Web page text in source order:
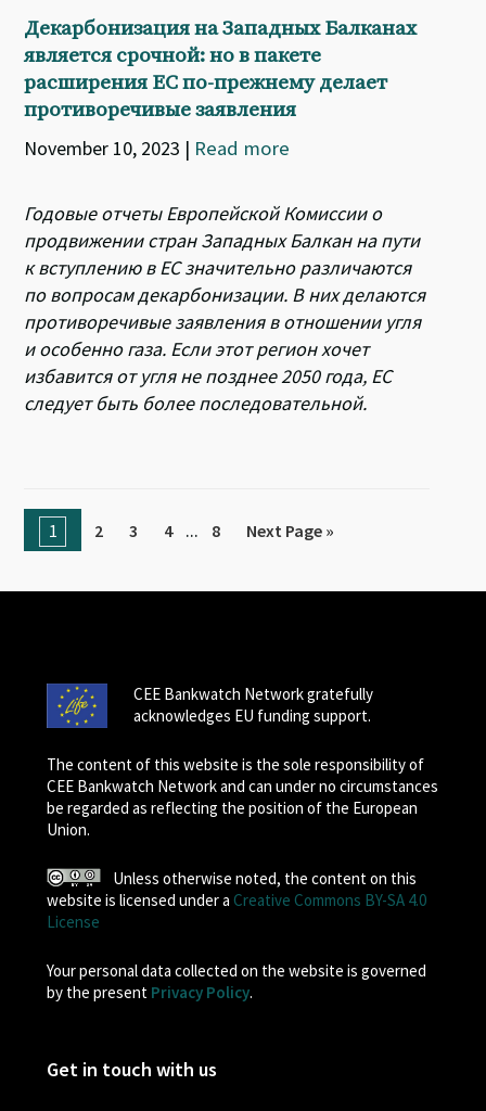
Декарбонизация на Западных Балканах
является срочной: но в пакете
расширения ЕС по-прежнему делает
противоречивые заявления
November 10, 2023 | Read more
Годовые отчеты Европейской Комиссии о
продвижении стран Западных Балкан на пути
к вступлению в ЕС значительно различаются
по вопросам декарбонизации. В них делаются
противоречивые заявления в отношении угля
и особенно газа. Если этот регион хочет
избавится от угля не позднее 2050 года, ЕС
следует быть более последовательной.
1 2 3 4 ... 8 Next Page »
CEE Bankwatch Network gratefully
acknowledges EU funding support.
The content of this website is the sole responsibility of
CEE Bankwatch Network and can under no circumstances
be regarded as reflecting the position of the European
Union.
Unless otherwise noted, the content on this
website is licensed under a Creative Commons BY-SA 4.0
License
Your personal data collected on the website is governed
by the present Privacy Policy.
Get in touch with us